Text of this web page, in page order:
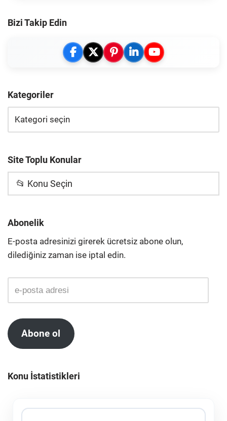
Bizi Takip Edin
Kategoriler
Site Toplu Konular
📂 Konu Seçin
Abonelik
E-posta adresinizi girerek ücretsiz abone olun,
dilediğiniz zaman ise iptal edin.
Abone ol
Konu İstatistikleri